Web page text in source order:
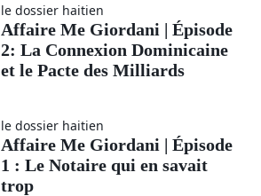
le dossier haitien
Affaire Me Giordani | Épisode
2: La Connexion Dominicaine
et le Pacte des Milliards
le dossier haitien
Affaire Me Giordani | Épisode
1 : Le Notaire qui en savait
trop